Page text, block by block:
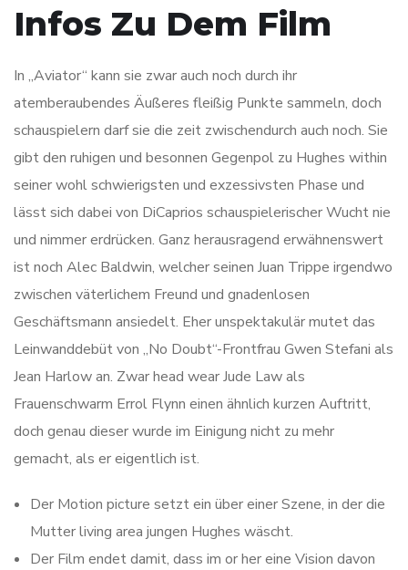
Infos Zu Dem Film
In „Aviator“ kann sie zwar auch noch durch ihr
atemberaubendes Äußeres fleißig Punkte sammeln, doch
schauspielern darf sie die zeit zwischendurch auch noch. Sie
gibt den ruhigen und besonnen Gegenpol zu Hughes within
seiner wohl schwierigsten und exzessivsten Phase und
lässt sich dabei von DiCaprios schauspielerischer Wucht nie
und nimmer erdrücken. Ganz herausragend erwähnenswert
ist noch Alec Baldwin, welcher seinen Juan Trippe irgendwo
zwischen väterlichem Freund und gnadenlosen
Geschäftsmann ansiedelt. Eher unspektakulär mutet das
Leinwanddebüt von „No Doubt“-Frontfrau Gwen Stefani als
Jean Harlow an. Zwar head wear Jude Law als
Frauenschwarm Errol Flynn einen ähnlich kurzen Auftritt,
doch genau dieser wurde im Einigung nicht zu mehr
gemacht, als er eigentlich ist.
Der Motion picture setzt ein über einer Szene, in der die
Mutter living area jungen Hughes wäscht.
Der Film endet damit, dass im or her eine Vision davon